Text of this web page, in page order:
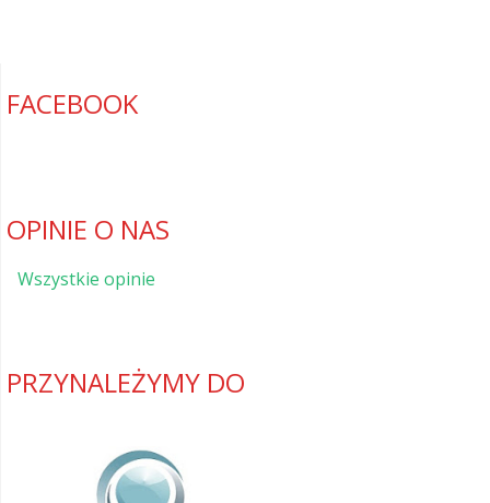
FACEBOOK
OPINIE O NAS
Wszystkie opinie
PRZYNALEŻYMY DO